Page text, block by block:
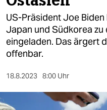
öko
gesellschaft
kultur
sport
berlin
US-Präsident Joe
Japan und Südkorea zu
eingeladen. Das ärgert
offenbar.
18.8.2023 8:00 Uhr